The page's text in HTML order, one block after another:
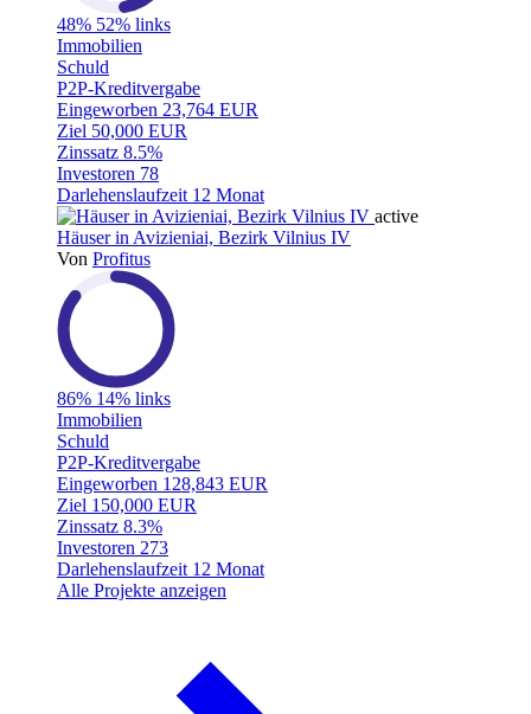
48% 52% links
Immobilien
Schuld
P2P-Kreditvergabe
Eingeworben 23,764 EUR
Ziel 50,000 EUR
Zinssatz 8.5%
Investoren 78
Darlehenslaufzeit 12 Monat
active
Häuser in Avizieniai, Bezirk Vilnius IV
Von Profitus
86% 14% links
Immobilien
Schuld
P2P-Kreditvergabe
Eingeworben 128,843 EUR
Ziel 150,000 EUR
Zinssatz 8.3%
Investoren 273
Darlehenslaufzeit 12 Monat
Alle Projekte anzeigen